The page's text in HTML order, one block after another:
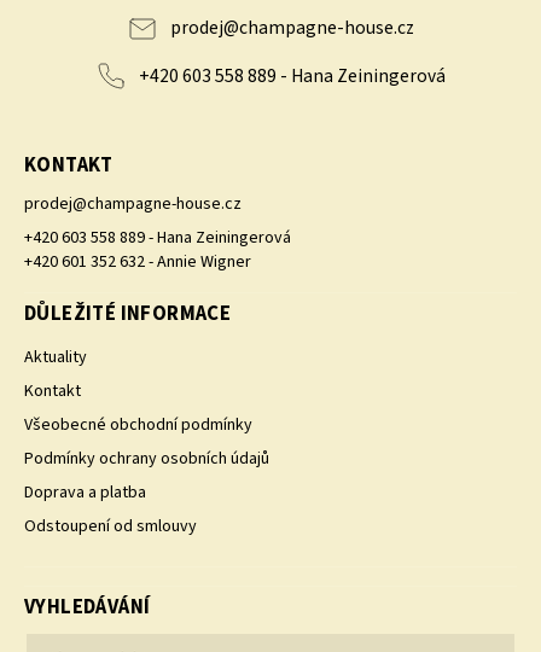
prodej@champagne-house.cz
+420 603 558 889 - Hana Zeiningerová
KONTAKT
prodej@champagne-house.cz
+420 603 558 889 - Hana Zeiningerová
+420 601 352 632 - Annie Wigner
DŮLEŽITÉ INFORMACE
Aktuality
Kontakt
Všeobecné obchodní podmínky
Podmínky ochrany osobních údajů
Doprava a platba
Odstoupení od smlouvy
VYHLEDÁVÁNÍ